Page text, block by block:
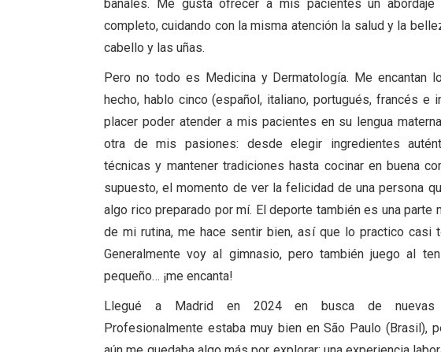
banales. Me gusta ofrecer a mis pacientes un abordaje
completo, cuidando con la misma atención la salud y la
cabello y las uñas.
Pero no todo es Medicina y Dermatología. Me encantan
hecho, hablo cinco (español, italiano, portugués, francés e
placer poder atender a mis pacientes en su lengua
otra de mis pasiones: desde elegir ingredientes
técnicas y mantener tradiciones hasta cocinar en buena
supuesto, el momento de ver la felicidad de una persona
algo rico preparado por mí. El deporte también es una parte
de mi rutina, me hace sentir bien, así que lo practico casi
Generalmente voy al gimnasio, pero también juego al
pequeño… ¡me encanta!
Llegué a Madrid en 2024 en busca de nuevas
Profesionalmente estaba muy bien en São Paulo (Brasil),